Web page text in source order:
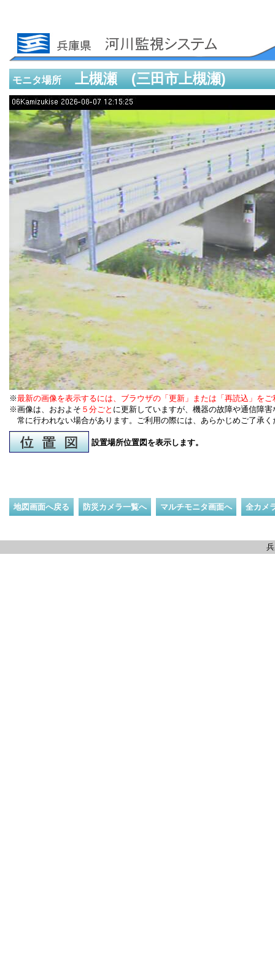
モニタ場所上槻瀬 (三田市上槻瀬)
※最新の画像を表示するには、ブラウザの「更新」または「再読込」を
※画像は、おおよそ ５分ごと に更新していますが、機器の故障や通信障
常に行われない場合があります。ご利用の際には、あらかじめご了承く
設置場所位置図を表示します。
地図画面へ戻る 防災カメラ一覧へ マルチモニタ画面へ 全カメ